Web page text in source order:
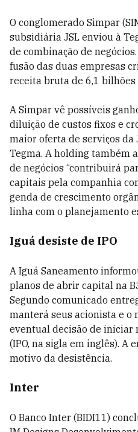
O conglomerado Simpar
subsidiária JSL enviou à
de combinação de
fusão das duas empresas
receita bruta de 6,1 bilhões
A Simpar vê possíveis
diluição de custos fixos e
maior oferta de serviços da
Tegma. A holding também
de negócios “contribuirá
capitais pela companhia
genda de crescimento
linha com o planejamento
Iguá desiste de IPO
A Iguá Saneamento
planos de abrir capital na
Segundo comunicado
manterá seus acionista e o
eventual decisão de
(IPO, na sigla em inglês). A
motivo da desistência.
Inter
O Banco Inter (BIDI11)